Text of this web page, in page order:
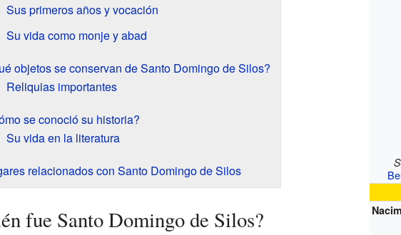
Sus primeros años y vocación
Su vida como monje y abad
objetos se conservan de Santo Domingo de Silos?
Reliquias importantes
se conoció su historia?
Su vida en la literatura
relacionados con Santo Domingo de Silos
fue Santo Domingo de Silos?